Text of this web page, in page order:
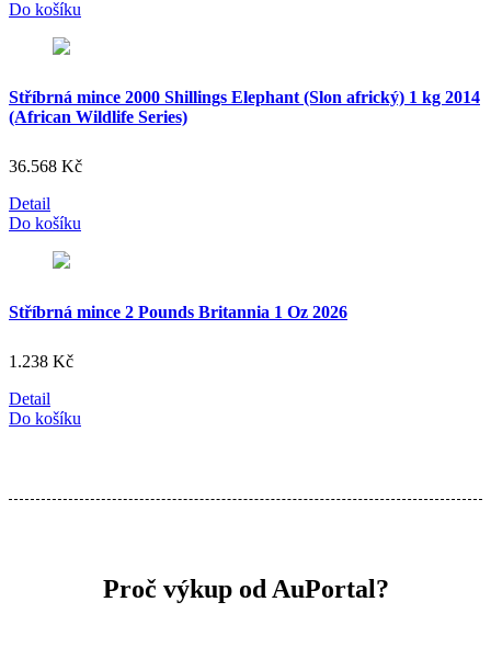
Do košíku
Stříbrná mince 2000 Shillings Elephant (Slon africký) 1 kg 2014
(African Wildlife Series)
36.568 Kč
Detail
Do košíku
Stříbrná mince 2 Pounds Britannia 1 Oz 2026
1.238 Kč
Detail
Do košíku
Proč výkup od AuPortal?